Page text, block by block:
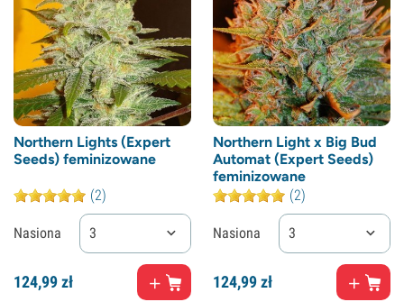
Northern Lights (Expert
Seeds) feminizowane
(2)
Nasiona 3
124,99zł
Northern Light x Big Bud
Automat (Expert Seeds)
feminizowane
(2)
Nasiona 3
124,99zł